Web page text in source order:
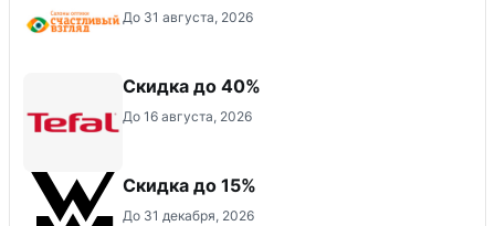
До 31 августа, 2026
Скидка до 40%
До 16 августа, 2026
Скидка до 15%
До 31 декабря, 2026